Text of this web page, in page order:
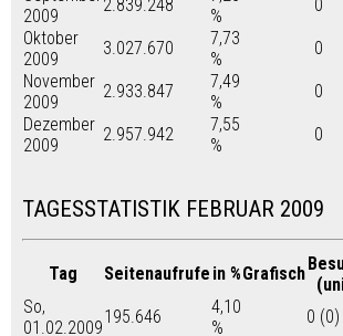
2009
2.839.248
%
0
Oktober
2009
3.027.670
7,73
%
0
November
2009
2.933.847
7,49
%
0
Dezember
2009
2.957.942
7,55
%
0
TAGESSTATISTIK FEBRUAR 2009
Tag Seitenaufrufe in %Grafisch
So,
01.02.2009
195.646
4,10
%
0 (0)